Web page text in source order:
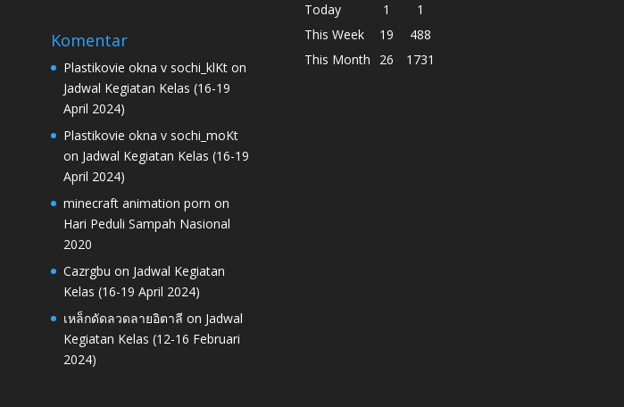
Komentar
Plastikovie okna v sochi_klKton
Jadwal Kegiatan Kelas (16-19
April 2024)
Plastikovie okna v sochi_moKt
on Jadwal Kegiatan Kelas (16-19
April 2024)
minecraft animation porn on
Hari Peduli Sampah Nasional
2020
Cazrgbu on Jadwal Kegiatan
Kelas (16-19 April 2024)
เหล็กดัดลวดลายอิตาลี on Jadwal
Kegiatan Kelas (12-16 Februari
2024)
Today
1
1
This Week
19
488
This Month
26 1731